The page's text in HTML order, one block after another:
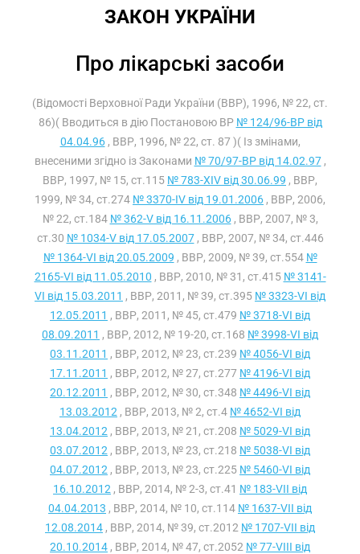
ЗАКОН УКРАЇНИ
Про лікарські засоби
(Відомості Верховної Ради України (ВВР), 1996, № 22, ст.
86)( Вводиться в дію Постановою ВР № 124/96-ВР від
04.04.96, ВВР, 1996, № 22, ст. 87 )( Із змінами,
внесеними згідно із Законами № 70/97-ВР від 14.02.97,
ВВР, 1997, № 15, ст.115 № 783-XIV від 30.06.99 , ВВР,
1999, № 34, ст.274 № 3370-IV від 19.01.2006 , ВВР, 2006,
№ 22, ст.184 № 362-V від 16.11.2006, ВВР, 2007, № 3,
ст.30 № 1034-V від 17.05.2007, ВВР, 2007, № 34, ст.446
№ 1364-VI від 20.05.2009 , ВВР, 2009, № 39, ст.554 №
2165-VI від 11.05.2010 , ВВР, 2010, № 31, ст.415 № 3141-
VI від 15.03.2011 , ВВР, 2011, № 39, ст.395 № 3323-VI від
12.05.2011 , ВВР, 2011, № 45, ст.479 № 3718-VI від
08.09.2011 , ВВР, 2012, № 19-20, ст.168 № 3998-VI від
03.11.2011 , ВВР, 2012, № 23, ст.239 № 4056-VI від
17.11.2011 , ВВР, 2012, № 27, ст.277 № 4196-VI від
20.12.2011 , ВВР, 2012, № 30, ст.348 № 4496-VI від
13.03.2012 , ВВР, 2013, № 2, ст.4 № 4652-VI від
13.04.2012 , ВВР, 2013, № 21, ст.208 № 5029-VI від
03.07.2012 , ВВР, 2013, № 23, ст.218 № 5038-VI від
04.07.2012 , ВВР, 2013, № 23, ст.225 № 5460-VI від
16.10.2012 , ВВР, 2014, № 2-3, ст.41 № 183-VII від
04.04.2013 , ВВР, 2014, № 10, ст.114 № 1637-VII від
12.08.2014 , ВВР, 2014, № 39, ст.2012 № 1707-VII від
20.10.2014 , ВВР, 2014, № 47, ст.2052 № 77-VIII від